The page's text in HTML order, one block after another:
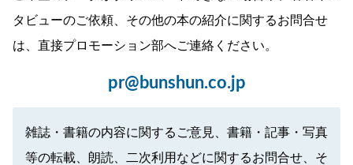
タビューのご依頼、その他の本の紹介に関するお問合せ
は、直接プロモーション部へご連絡ください。
pr@bunshun.co.jp
雑誌・書籍の内容に関するご意見、書籍・記事・写真
等の転載、朗読、二次利用などに関するお問合せ、そ